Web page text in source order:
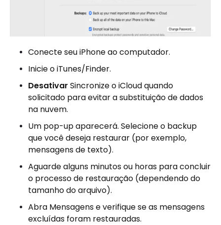
Conecte seu iPhone ao computador.
Inicie o iTunes/Finder.
Desativar Sincronize o iCloud quando
solicitado para evitar a substituição de dados
na nuvem.
Um pop-up aparecerá. Selecione o backup
que você deseja restaurar (por exemplo,
mensagens de texto).
Aguarde alguns minutos ou horas para concluir
o processo de restauração (dependendo do
tamanho do arquivo).
Abra Mensagens e verifique se as mensagens
excluídas foram restauradas.